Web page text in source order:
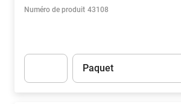
Numéro de produit 43108
Unité
Paquet